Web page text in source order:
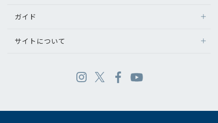
ガイド
サイトについて